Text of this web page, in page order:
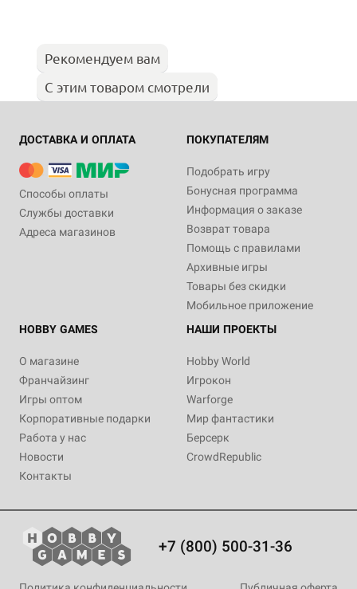
Рекомендуем вам
С этим товаром смотрели
ДОСТАВКА И ОПЛАТА
Способы оплаты
Службы доставки
Адреса магазинов
ПОКУПАТЕЛЯМ
Подобрать игру
Бонусная программа
Информация о заказе
Возврат товара
Помощь с правилами
Архивные игры
Товары без скидки
Мобильное приложение
HOBBY GAMES
О магазине
Франчайзинг
Игры оптом
Корпоративные подарки
Работа у нас
Новости
Контакты
НАШИ ПРОЕКТЫ
Hobby World
Игрокон
Warforge
Мир фантастики
Берсерк
CrowdRepublic
+7 (800) 500-31-36